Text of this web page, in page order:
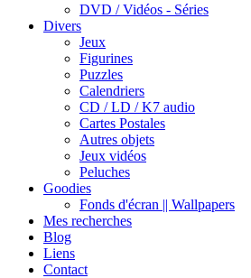
DVD / Vidéos - Séries
Divers
Jeux
Figurines
Puzzles
Calendriers
CD / LD / K7 audio
Cartes Postales
Autres objets
Jeux vidéos
Peluches
Goodies
Fonds d'écran || Wallpapers
Mes recherches
Blog
Liens
Contact